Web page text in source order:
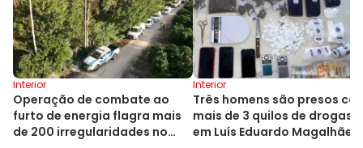
Interior
Operação de combate ao
furto de energia flagra mais
de 200 irregularidades no
Interior
Três homens são presos
mais de 3 quilos de drogas
em Luís Eduardo Magalhães